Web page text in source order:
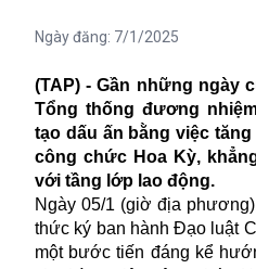
Ngày đăng: 7/1/2025
(TAP) - Gần những ngày
Tổng thống đương
tạo dấu ấn bằng việc
công chức Hoa Kỳ,
với tầng lớp lao động.
Ngày 05/1 (giờ địa
thức ký ban hành Đạo luật
một bước tiến đáng kể